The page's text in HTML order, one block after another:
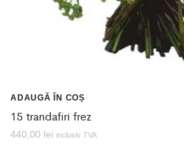
ADAUGĂ ÎN COȘ
15 trandafiri frez
440,00 lei inclusiv TVA